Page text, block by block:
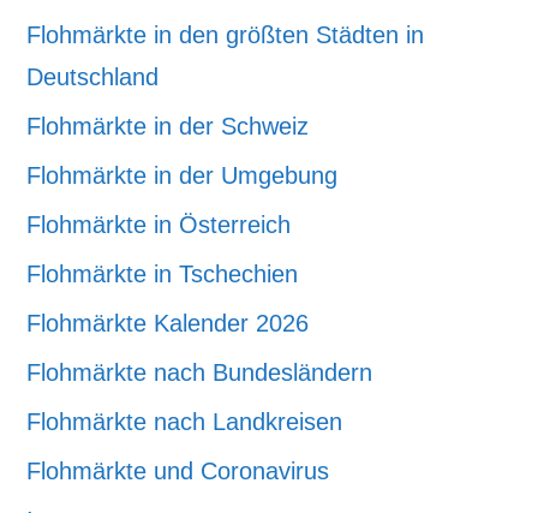
Flohmärkte in den größten Städten in
Deutschland
Flohmärkte in der Schweiz
Flohmärkte in der Umgebung
Flohmärkte in Österreich
Flohmärkte in Tschechien
Flohmärkte Kalender 2026
Flohmärkte nach Bundesländern
Flohmärkte nach Landkreisen
Flohmärkte und Coronavirus